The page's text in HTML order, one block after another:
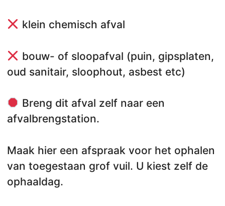
klein chemisch afval
bouw- of sloopafval (puin, gipsplaten,
oud sanitair, sloophout, asbest etc)
Breng dit afval zelf naar een
afvalbrengstation.
Maak hier een afspraak voor het ophalen
van toegestaan grof vuil. U kiest zelf de
ophaaldag.